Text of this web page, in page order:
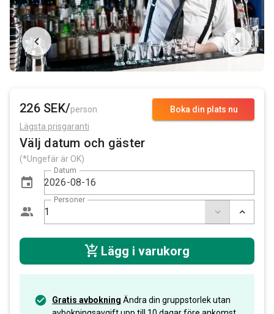
Boka din plats nu
226 SEK/person
Lägsta prisgaranti
Välj datum och gäster
(*Ungefär är OK)
Datum
Personer
Lägg i varukorg
Gratis avbokning Ändra din gruppstorlek utan